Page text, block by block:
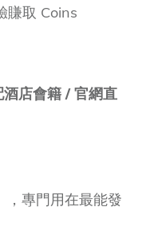
賺取 Coins
酒店會籍 /官網直
專門用在最能發